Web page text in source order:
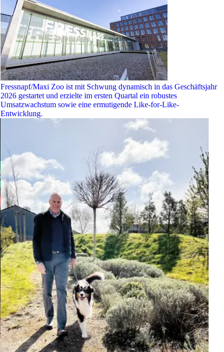
Fressnapf/Maxi Zoo ist mit Schwung dynamisch in das Geschäftsjahr
2026 gestartet und erzielte im ersten Quartal ein robustes
Umsatzwachstum sowie eine ermutigende Like-for-Like-
Entwicklung.